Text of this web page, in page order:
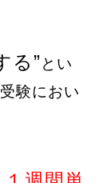
る”とい
験におい